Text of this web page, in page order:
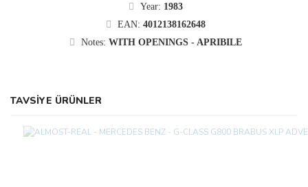
Year: 1983
EAN: 4012138162648
Notes: WITH OPENINGS - APRIBILE
TAVSİYE ÜRÜNLER